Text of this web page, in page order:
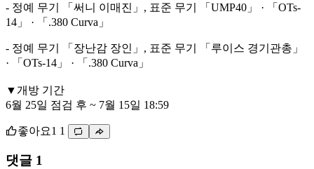
- 정예 무기 「써니 이매진」, 표준 무기 「UMP40」 · 「OTs-
14」 · 「.380 Curva」
- 정예 무기 「장난감 장인」, 표준 무기 「루이스 경기관총」
· 「OTs-14」 · 「.380 Curva」
▼개방 기간
6월 25일 점검 후 ~ 7월 15일 18:59
좋아요1 1
댓글 1